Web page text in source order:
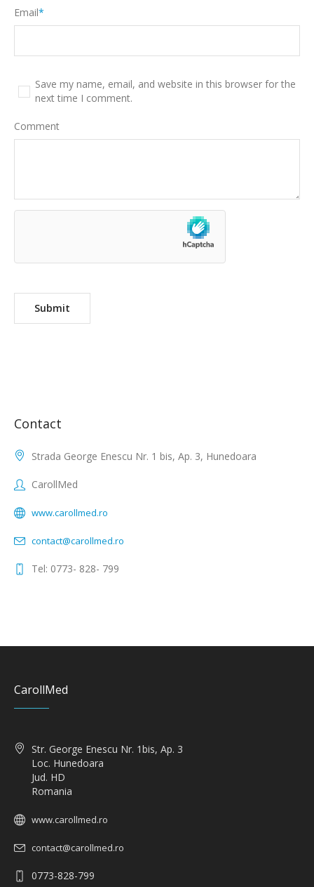
Email*
Save my name, email, and website in this browser for the
next time I comment.
Comment
Contact
Strada George Enescu Nr. 1 bis, Ap. 3, Hunedoara
CarollMed
www.carollmed.ro
contact@carollmed.ro
Tel: 0773- 828- 799
CarollMed
Str. George Enescu Nr. 1bis, Ap. 3
Loc. Hunedoara
Jud. HD
Romania
www.carollmed.ro
contact@carollmed.ro
0773-828-799